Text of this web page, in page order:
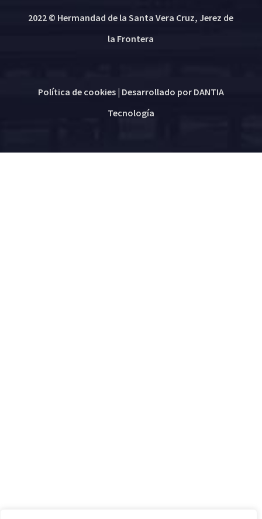
2022 © Hermandad de la Santa Vera Cruz, Jerez de
la Frontera
Política de cookies| Desarrollado por DANTIA
Tecnología